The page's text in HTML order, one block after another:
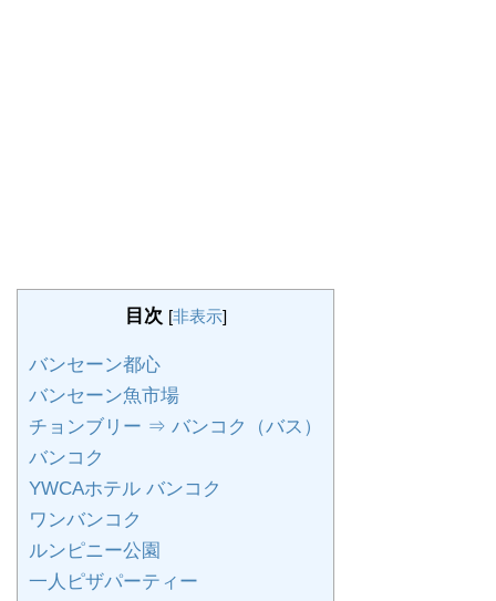
目次 [非表示]
バンセーン都心
バンセーン魚市場
チョンブリー ⇒ バンコク（バス）
バンコク
YWCAホテル バンコク
ワンバンコク
ルンピニー公園
一人ピザパーティー